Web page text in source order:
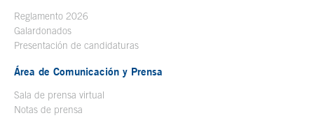
Reglamento 2026
Galardonados
Presentación de candidaturas
Área de Comunicación y Prensa
Sala de prensa virtual
Notas de prensa